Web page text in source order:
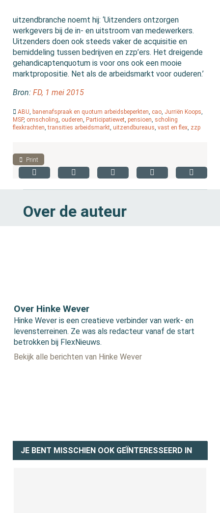
uitzendbranche noemt hij: ‘Uitzenders ontzorgen
werkgevers bij de in- en uitstroom van medewerkers.
Uitzenders doen ook steeds vaker de acquisitie en
bemiddeling tussen bedrijven en zzp’ers. Het dreigende
gehandicaptenquotum is voor ons ook een mooie
marktpropositie. Net als de arbeidsmarkt voor ouderen.’
Bron:FD, 1 mei 2015
ABU, banenafspraak en quotum arbeidsbeperkten, cao, Jurriën Koops,
MSP, omscholing, ouderen, Participatiewet,pensioen, scholing
flexkrachten,transities arbeidsmarkt,uitzendbureaus,vast en flex, zzp
Print
Over de auteur
Over Hinke Wever
Hinke Wever is een creatieve verbinder van werk- en
levensterreinen. Ze was als redacteur vanaf de start
betrokken bij FlexNieuws.
Bekijk alle berichten van Hinke Wever
JE BENT MISSCHIEN OOK GEÏNTERESSEERD IN